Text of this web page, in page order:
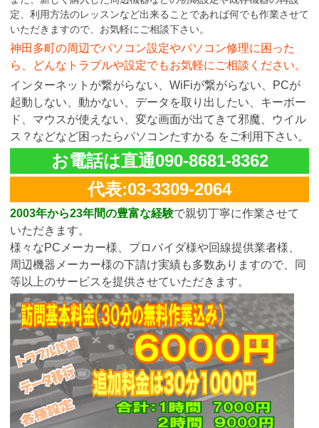
定、利用方法のレッスンなど出来ることであれば何でも作業させて
いただきますので、お気軽にご相談下さい。
神田多町の周辺でパソコン設定やパソコン修理に困った
ら、どんなトラブルや設定でもお気軽にご相談ください。
インターネットが繋がらない、WiFiが繋がらない、PCが
起動しない、動かない、データを取り出したい、キーボー
ド、マウスが使えない、変な画面が出てきて邪魔、ウイル
ス？などなど困ったらパソコンたすかる をご利用下さい。
お電話は直通090-8681-8362
代表:03-3309-2064
2003年から23年間の豊富な経験で親切丁寧に作業させて
いただきます。
様々なPCメーカー様、プロバイダ様や回線提供業者様、
周辺機器メーカー様の下請け実績も多数ありますので、同
等以上のサービスを提供させていただきます。